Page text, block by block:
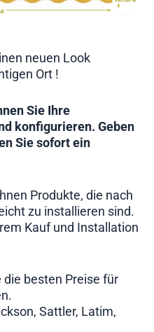
neuen Look
Ort !
Sie Ihre
konfigurieren. Geben
Sie sofort ein
Produkte, die nach
zu installieren sind.
Kauf und Installation
die besten Preise für
Sattler, Latim,